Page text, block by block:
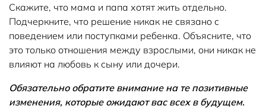
Скажите, что мама и папа хотят жить отдельно.
Подчеркните, что решение никак не связано с
поведением или поступками ребенка. Объясните, что
это только отношения между взрослыми, они никак не
влияют на любовь к сыну или дочери.
Обязательно обратите внимание на те позитивные
изменения, которые ожидают вас всех в будущем.